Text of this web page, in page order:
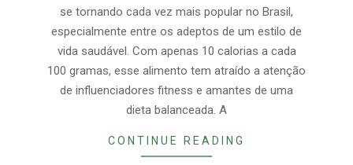
se tornando cada vez mais popular no Brasil,
especialmente entre os adeptos de um estilo de
vida saudável. Com apenas 10 calorias a cada
100 gramas, esse alimento tem atraído a atenção
de influenciadores fitness e amantes de uma
dieta balanceada. A
CONTINUE READING